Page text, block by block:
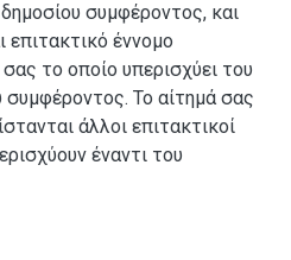
συμφέροντος, και
έννομο
το οποίο υπερισχύει του
συμφέροντος. Το αίτημά σας
άλλοι επιτακτικοί
έναντι του